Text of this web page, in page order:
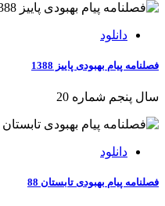
دانلود
فصلنامه پیام بهبودی پاییز 1388
سال پنجم شماره 20
دانلود
فصلنامه پیام بهبودی تابستان 88